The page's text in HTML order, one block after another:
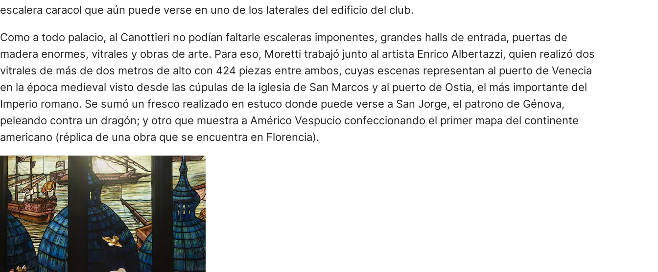
escalera caracol que aún puede verse en uno de los laterales del edificio del club.
Como a todo palacio, al Canottieri no podían faltarle escaleras imponentes, grandes halls de entrada, puertas de
madera enormes, vitrales y obras de arte. Para eso, Moretti trabajó junto al artista Enrico Albertazzi, quien realizó dos
vitrales de más de dos metros de alto con 424 piezas entre ambos, cuyas escenas representan al puerto de Venecia
en la época medieval visto desde las cúpulas de la iglesia de San Marcos y al puerto de Ostia, el más importante del
Imperio romano. Se sumó un fresco realizado en estuco donde puede verse a San Jorge, el patrono de Génova,
peleando contra un dragón; y otro que muestra a Américo Vespucio confeccionando el primer mapa del continente
americano (réplica de una obra que se encuentra en Florencia).